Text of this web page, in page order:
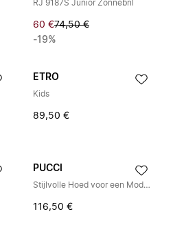
RJ 9187S Junior Zonnebril
60 €74,50 €
-19%
ETRO
Kids
89,50 €
PUCCI
Stijlvolle Hoed voor een Modieuze Look
116,50 €